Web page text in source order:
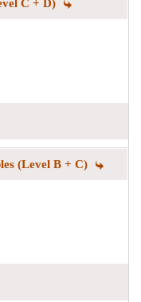
C + D)
(Level B + C)